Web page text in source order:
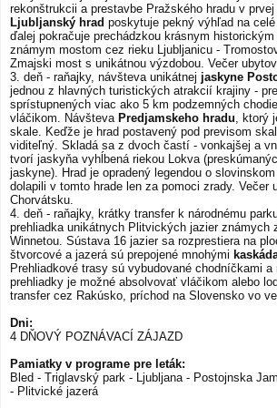
rekonštrukcii a prestavbe Pražského hradu v
Ljubljanský hrad poskytuje pekný výhľad na
ďalej pokračuje prechádzkou krásnym
známym mostom cez rieku Ljubljanicu -
Zmajski most s unikátnou výzdobou. Večer
3. deň - raňajky, návšteva unikátnej jaskyne
jednou z hlavných turistických atrakcií krajiny -
sprístupnených viac ako 5 km podzemných
vláčikom. Návšteva Predjamskeho hradu, ktorý
skale. Keďže je hrad postavený pod previsom
viditeľný. Skladá sa z dvoch častí - vonkajšej a
tvorí jaskyňa vyhĺbená riekou Lokva
jaskyne). Hrad je opradený legendou o
dolapili v tomto hrade len za pomoci zrady. Večer
Chorvátsku.
4. deň - raňajky, krátky transfer k národnému
prehliadka unikátnych Plitvických jazier známych
Winnetou. Sústava 16 jazier sa rozprestiera na
štvorcové a jazerá sú prepojené mnohými
Prehliadkové trasy sú vybudované chodníčkami
prehliadky je možné absolvovať vláčikom alebo
transfer cez Rakúsko, príchod na Slovensko vo
Dni:
4 DŇOVÝ POZNÁVACÍ ZÁJAZD
Pamiatky v programe pre leták:
Bled - Triglavský park - Ljubljana - Postojnska
- Plitvické jazerá